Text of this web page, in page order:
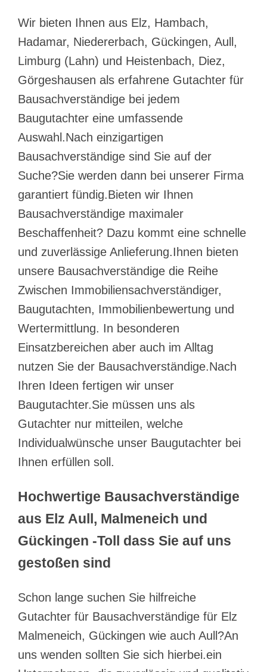
Wir bieten Ihnen aus Elz, Hambach,
Hadamar, Niedererbach, Gückingen, Aull,
Limburg (Lahn) und Heistenbach, Diez,
Görgeshausen als erfahrene Gutachter für
Bausachverständige bei jedem
Baugutachter eine umfassende
Auswahl.Nach einzigartigen
Bausachverständige sind Sie auf der
Suche?Sie werden dann bei unserer Firma
garantiert fündig.Bieten wir Ihnen
Bausachverständige maximaler
Beschaffenheit? Dazu kommt eine schnelle
und zuverlässige Anlieferung.Ihnen bieten
unsere Bausachverständige die Reihe
Zwischen Immobiliensachverständiger,
Baugutachten, Immobilienbewertung und
Wertermittlung. In besonderen
Einsatzbereichen aber auch im Alltag
nutzen Sie der Bausachverständige.Nach
Ihren Ideen fertigen wir unser
Baugutachter.Sie müssen uns als
Gutachter nur mitteilen, welche
Individualwünsche unser Baugutachter bei
Ihnen erfüllen soll.
Hochwertige Bausachverständige
aus Elz Aull, Malmeneich und
Gückingen -Toll dass Sie auf uns
gestoßen sind
Schon lange suchen Sie hilfreiche
Gutachter für Bausachverständige für Elz
Malmeneich, Gückingen wie auch Aull?An
uns wenden sollten Sie sich hierbei.ein